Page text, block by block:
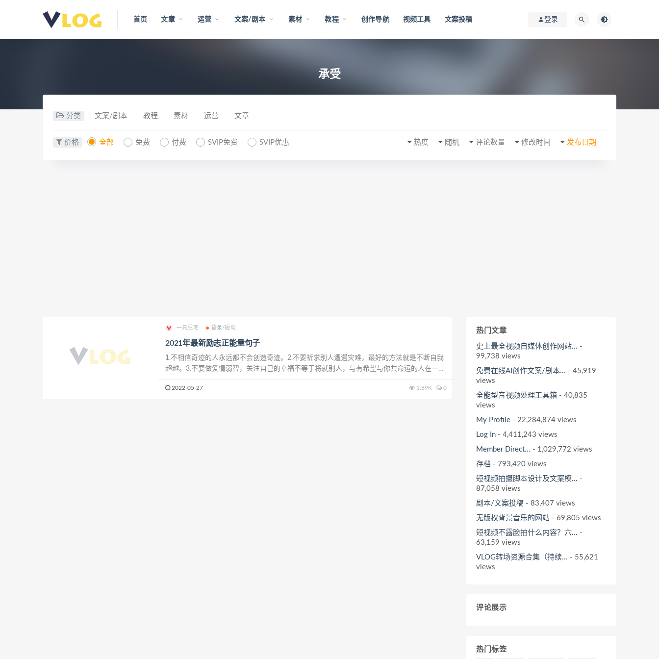
首页 文章 运营 文案/剧本 素材 教程 创作导航 视频工具 文案投稿 登录
承受
分类 文案/剧本 教程 素材 运营 文章
价格 全部 免费 付费 SVIP免费 SVIP优惠 发布日期
修改时间
评论数量
随机
热度
一只肥宅 语录/短句
2021年最新励志正能量句子
1.不相信奇迹的人永远都不会创造奇迹。2.不要祈求别人遭遇灾难，最好的方法就是不断自我
超越。3.不要做爱情弱智，关注自己的幸福不等于将就别人，与有希望与你共命运的人在一起
和老去，也就意味着那些你曾经以为不能接受和无...
2022-05-27 1.89K 0
热门文章
史上最全视频自媒体创作网站... -
99,738 views
免费在线AI创作文案/剧本... - 45,919
views
全能型音视频处理工具箱 - 40,835
views
My Profile - 22,284,874 views
Log In - 4,411,243 views
Member Direct... - 1,029,772 views
存档 - 793,420 views
短视频拍摄脚本设计及文案模... -
87,058 views
剧本/文案投稿 - 83,407 views
无版权背景音乐的网站 - 69,805 views
短视频不露脸拍什么内容？六... -
63,159 views
VLOG转场资源合集（持续... - 55,621
views
评论展示
热门标签